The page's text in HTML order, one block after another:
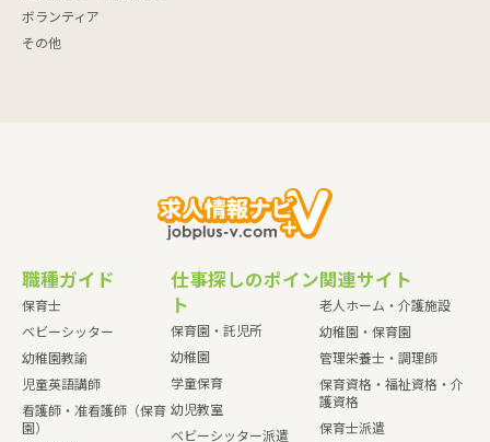
ボランティア
その他
職種ガイド
保育士
ベビーシッター
幼稚園教諭
児童英語講師
看護師・准看護師（保育
園）
仕事探しのポイン
ト
保育園・託児所
幼稚園
学童保育
幼児教室
ベビーシッター派遣
関連サイト
老人ホーム・介護施設
幼稚園・保育園
管理栄養士・調理師
保育資格・福祉資格・介
護資格
保育士派遣